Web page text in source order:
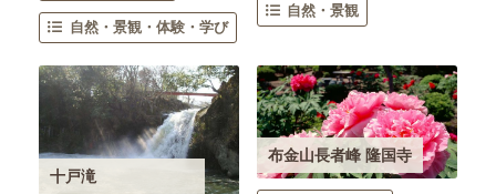
自然・景観 体験・学び
自然・景観
十戸滝
布金山長者峰 隆国寺